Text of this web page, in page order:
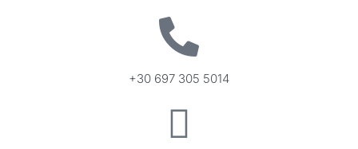
+30 697 305 5014